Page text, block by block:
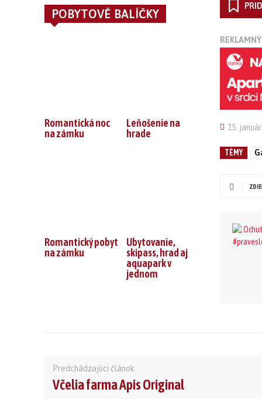
POBYTOVÉ BALÍČKY
Romantická noc
na zámku
Leňošenie na
hrade
Romantický pobyt
na zámku
Ubytovanie,
skipass, hrad aj
aquapark v
jednom
15.
TÉMY
Predchádzajúci článok
Včelia farma Apis Original